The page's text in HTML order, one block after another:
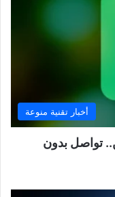
أخبار تقنية منوعة
تواصل بدون